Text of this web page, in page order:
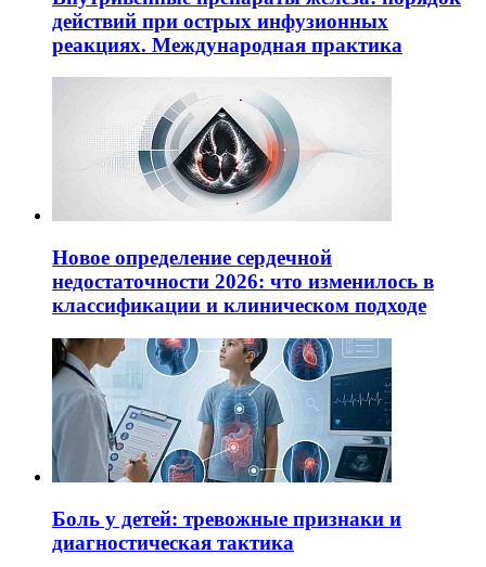
действий при острых инфузионных
реакциях. Международная практика
Новое определение сердечной
недостаточности 2026: что изменилось в
классификации и клиническом подходе
Боль у детей: тревожные признаки и
диагностическая тактика